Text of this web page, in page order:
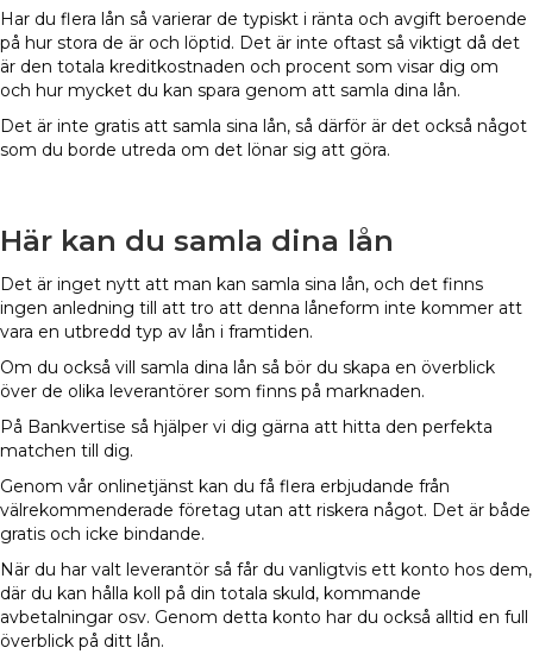
Har du flera lån så varierar de typiskt i ränta och avgift beroende
på hur stora de är och löptid. Det är inte oftast så viktigt då det
är den totala kreditkostnaden och procent som visar dig om
och hur mycket du kan spara genom att samla dina lån.
Det är inte gratis att samla sina lån, så därför är det också något
som du borde utreda om det lönar sig att göra.
Här kan du samla dina lån
Det är inget nytt att man kan samla sina lån, och det finns
ingen anledning till att tro att denna låneform inte kommer att
vara en utbredd typ av lån i framtiden.
Om du också vill samla dina lån så bör du skapa en överblick
över de olika leverantörer som finns på marknaden.
På Bankvertise så hjälper vi dig gärna att hitta den perfekta
matchen till dig.
Genom vår onlinetjänst kan du få flera erbjudande från
välrekommenderade företag utan att riskera något. Det är både
gratis och icke bindande.
När du har valt leverantör så får du vanligtvis ett konto hos dem,
där du kan hålla koll på din totala skuld, kommande
avbetalningar osv. Genom detta konto har du också alltid en full
överblick på ditt lån.